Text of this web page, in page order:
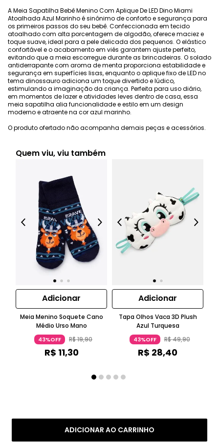
ADICIONAR AO CARRINHO
A Meia Sapatilha Bebê Menino Com Aplique De LED Dino Miami
Atoalhada Azul Marinho é sinônimo de conforto e segurança para
os primeiros passos do seu bebê. Confeccionada em tecido
atoalhado com alta porcentagem de algodão, oferece maciez e
toque suave, ideal para a pele delicada dos pequenos. O elástico
confortável e o acabamento em viés garantem ajuste perfeito,
evitando que a meia escorregue durante as brincadeiras. O solado
antiderrapante com aroma de menta proporciona estabilidade e
segurança em superfícies lisas, enquanto o aplique fixo de LED no
tema dinossauro adiciona um toque divertido e lúdico,
estimulando a imaginação da criança. Perfeita para uso diário,
em momentos de lazer e atividades leves dentro de casa, essa
meia sapatilha alia funcionalidade e estilo em um design
moderno e atraente na cor azul marinho.
O produto ofertado não acompanha demais peças e acessórios.
Quem viu, viu também
Adicionar
Meia Menino Soquete Cano
Médio Urso Mano
43%OFF R$19,90
R$ 11,30
Adicionar
Tapa Olhos Vaca 3D Plush
Azul Turquesa
43%OFF R$49,90
R$ 28,40